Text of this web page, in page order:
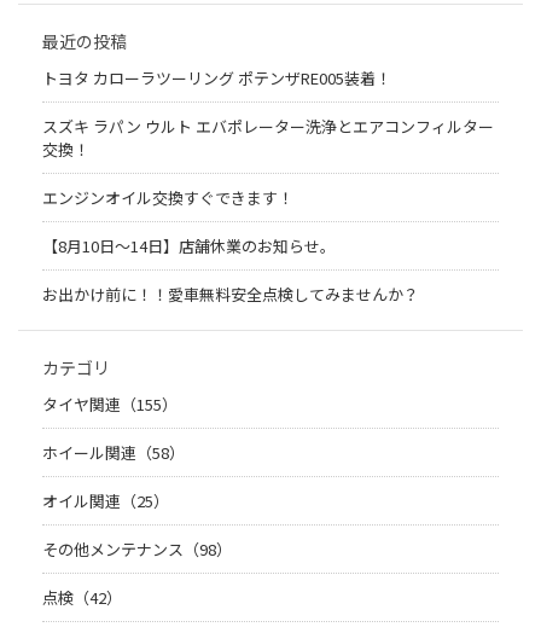
最近の投稿
トヨタ カローラツーリング ポテンザRE005装着！
スズキ ラパン ウルト エバポレーター洗浄とエアコンフィルター
交換！
エンジンオイル交換すぐできます！
【8月10日～14日】店舗休業のお知らせ。
お出かけ前に！！愛車無料安全点検してみませんか？
カテゴリ
タイヤ関連（155）
ホイール関連（58）
オイル関連（25）
その他メンテナンス（98）
点検（42）